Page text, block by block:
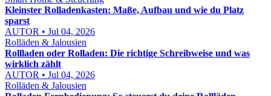
Kleinster Rolladenkasten: Maße, Aufbau und wie du Platz
sparst
AUTOR • Jul 04, 2026
Rolläden & Jalousien
Rollladen oder Rolladen: Die richtige Schreibweise und was
wirklich zählt
AUTOR • Jul 04, 2026
Rolläden & Jalousien